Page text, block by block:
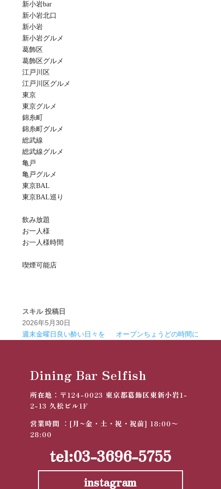
新小岩bar
新小岩北口
新小岩
新小岩グルメ
葛飾区
葛飾区グルメ
江戸川区
江戸川区グルメ
東京
東京グルメ
錦糸町
錦糸町グルメ
総武線
総武線グルメ
亀戸
亀戸グルメ
東京BAL
東京BAL巡り
飲み放題
お一人様
お一人様時間
喫煙可能店
スキル 投稿日
2026年5月30日
週末金曜日良い酔い日々を
オープンちょうどの時間に
Dining Bar Selfish
所在地： 〒124-0023 東京都葛飾区東新小岩1-
2-13 久松ビル1F
営業時間 ：[月~金・土・祝・祝前] 18:00〜
28:00
tel:03-3696-5755
instagram